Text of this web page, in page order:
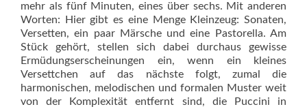
mehr als fünf Minuten, eines über sechs. Mit anderen
Worten: Hier gibt es eine Menge Kleinzeug: Sonaten,
Versetten, ein paar Märsche und eine Pas­torella. Am
Stück gehört, stellen sich dabei durchaus gewisse
Ermüdungserscheinungen ein, wenn ein kleines
Versettchen auf das nächste folgt, zumal die
harmonischen, melodischen und formalen Muster weit
von der Komplexität entfernt sind, die Puccini in